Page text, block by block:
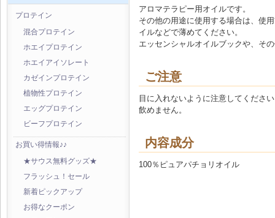
プロテイン
混合プロテイン
ホエイプロテイン
ホエイアイソレート
カゼインプロテイン
植物性プロテイン
エッグプロテイン
ビーフプロテイン
お買い得情報♪♪
★サウス無料グッズ★
フラッシュ！セール
新着ピックアップ
お得なクーポン
アロマテラピー用オイルです。
その他の用途に使用する場合は、使
イルなどで薄めてください。
エッセンシャルオイルブックや、そ
ご注意
目に入れないように注意してくださ
飲めません。
内容成分
100％ピュアパチョリオイル